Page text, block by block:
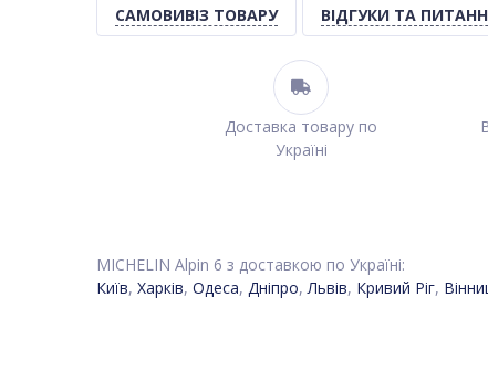
САМОВИВІЗ ТОВАРУ ВІДГУКИ ТА
Доставка товару по
Україні
MICHELIN Alpin 6 з доставкою по Україні:
Київ, Харків, Одеса, Дніпро, Львів, Кривий Ріг,